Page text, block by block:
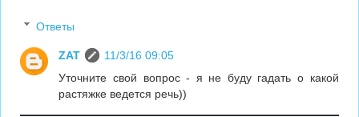
Ответы
ZAT
11/3/16 09:05
Уточните свой вопрос - я не буду гадать о какой
растяжке ведется речь))